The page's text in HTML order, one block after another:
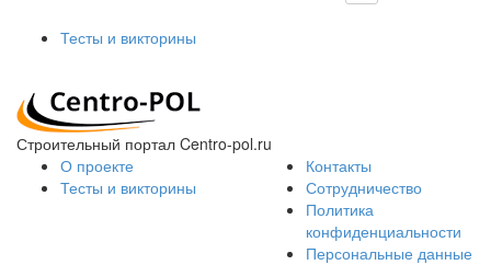
Тесты и викторины
Строительный портал Centro-pol.ru
О проекте
Тесты и викторины
Контакты
Сотрудничество
Политика
конфиденциальности
Персональные данные